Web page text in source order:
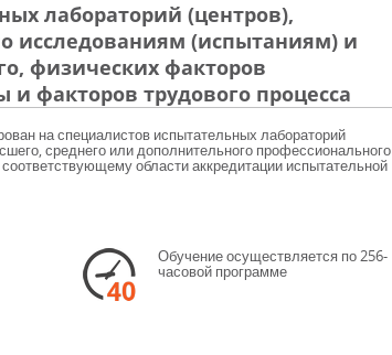
лабораторий (центров),
исследованиям (испытаниям) и
физических факторов
и факторов трудового процесса
на специалистов испытательных лабораторий
среднего или дополнительного профессионального
области аккредитации испытательной
Обучение осуществляется по 256-
часовой программе